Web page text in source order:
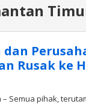
Rusak ke
– Semua pihak,